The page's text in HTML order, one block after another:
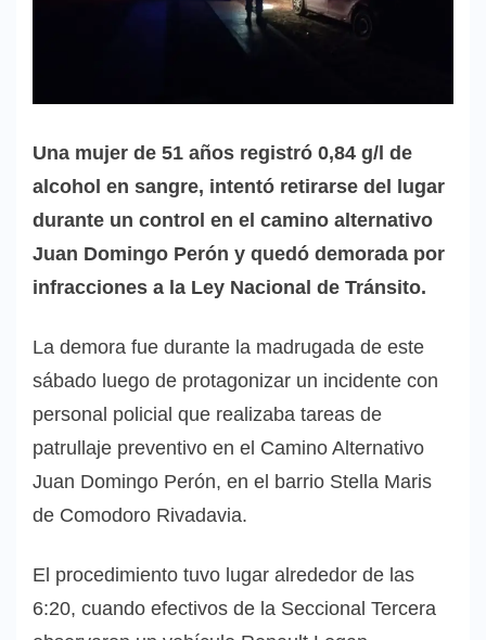
Una mujer de 51 años registró 0,84 g/l de
alcohol en sangre, intentó retirarse del lugar
durante un control en el camino alternativo
Juan Domingo Perón y quedó demorada por
infracciones a la Ley Nacional de Tránsito.
La demora fue durante la madrugada de este
sábado luego de protagonizar un incidente con
personal policial que realizaba tareas de
patrullaje preventivo en el Camino Alternativo
Juan Domingo Perón, en el barrio Stella Maris
de Comodoro Rivadavia.
El procedimiento tuvo lugar alrededor de las
6:20, cuando efectivos de la Seccional Tercera